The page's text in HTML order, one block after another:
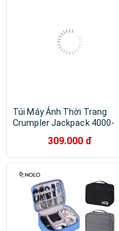
Túi Máy Ảnh Thời Trang
Crumpler Jackpack 4000-
Chụp Hình Chuyên Dụng
309.000 đ